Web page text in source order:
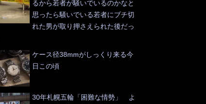
るから若者が騒いでいるのかなと
思ったら騒いでいる若者にブチ切
れた男が取り押さえられた後だっ
ケース径38mmがしっくり来る今
日この頃
30年札幌五輪「困難な情勢」 よ